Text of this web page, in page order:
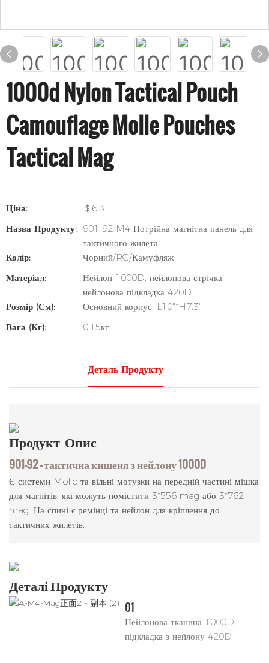
1000d Nylon Tactical Pouch
Camouflage Molle Pouches
Tactical Mag
Ціна:
＄6.3
Назва Продукту: 901-92 M4 Потрійна магнітна панель для
тактичного жилета
Колір:
Чорний/RG/Камуфляж
Матеріал:
Нейлон 1000D, нейлонова стрічка,
нейлонова підкладка 420D
Розмір (см):
Основний корпус: L10"*H7.3"
Вага (кг):
0.15кг
Деталь Продукту
Продукт Опис
901-92 - тактична кишеня з нейлону 1000D
Є системи Molle та вільні мотузки на передній частині мішка
для магнітів, які можуть помістити 3*556 mag або 3*762
mag. На спині є ремінці та нейлон для кріплення до
тактичних жилетів.
Деталі Продукту
01
Нейлонова тканина 1000D,
підкладка з нейлону 420D